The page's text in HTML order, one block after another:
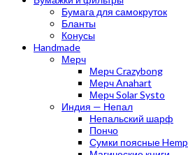
Бумага для самокруток
Бланты
Конусы
Handmade
Мерч
Мерч Crazybong
Мерч Anahart
Мерч Solar Systo
Индия — Непал
Непальский шарф
Пончо
Сумки поясные Hemp